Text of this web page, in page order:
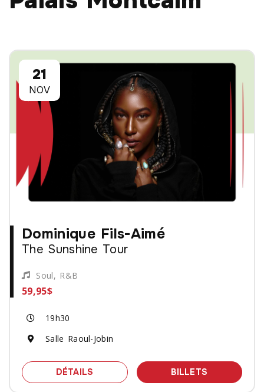
21
NOV
Dominique Fils-Aimé
The Sunshine Tour
Soul, R&B
59,95$
19h30
Salle Raoul-Jobin
DÉTAILS SPECTACLE DOMINIQUE FILS-AIMÉ -
BILLETS DES